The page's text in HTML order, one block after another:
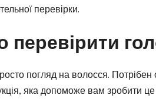
перевірки.
перевірити
погляд на волосся.
яка допоможе вам зробити